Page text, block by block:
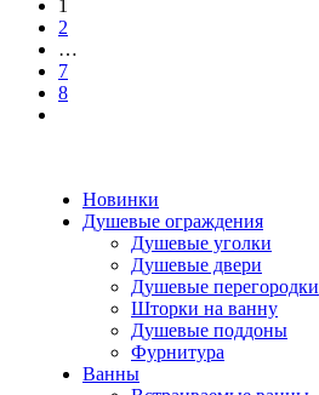
1
2
…
7
8
Новинки
Душевые ограждения
Душевые уголки
Душевые двери
Душевые перегородки
Шторки на ванну
Душевые поддоны
Фурнитура
Ванны